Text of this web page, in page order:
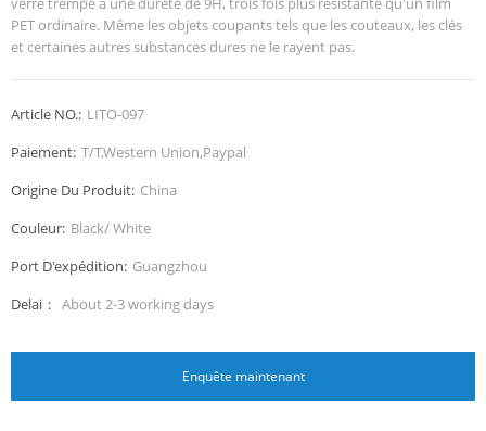
PET ordinaire. Même les objets coupants tels que les couteaux, les clés
et certaines autres substances dures ne le rayent pas.
Article NO.: LITO-097
Paiement: T/T,Western Union,Paypal
Origine Du Produit: China
Couleur: Black/ White
Port D'expédition: Guangzhou
Delai： About 2-3 working days
Enquête maintenant